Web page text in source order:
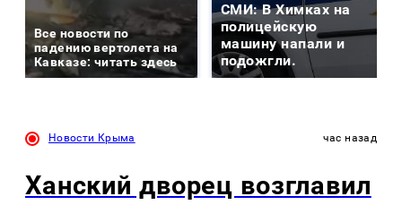
Все новости по
падению вертолета на
Кавказе: читать здесь
СМИ: В Химках на
полицейскую
машину напали и
подожгли.
Новости Крыма час назад
Ханский дворец возглавил